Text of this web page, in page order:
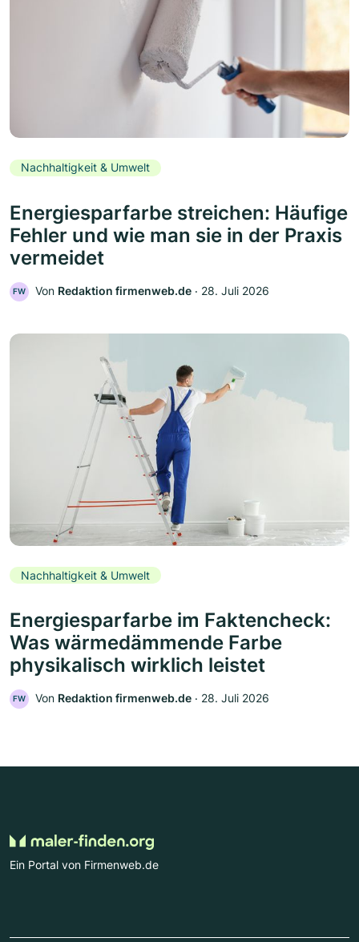
Nachhaltigkeit & Umwelt
Energiesparfarbe streichen: Häufige
Fehler und wie man sie in der Praxis
vermeidet
FW Von Redaktion firmenweb.de ‧ 28. Juli 2026
Nachhaltigkeit & Umwelt
Energiesparfarbe im Faktencheck:
Was wärmedämmende Farbe
physikalisch wirklich leistet
FW Von Redaktion firmenweb.de ‧ 28. Juli 2026
Ein Portal von Firmenweb.de